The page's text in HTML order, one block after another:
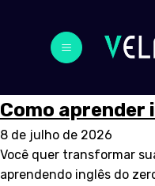
Como aprender
8 de julho de 2026
Você quer transformar
aprendendo inglês do